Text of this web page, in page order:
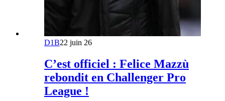
D1B22 juin 26
C’est officiel : Felice Mazzù
rebondit en Challenger Pro
League !